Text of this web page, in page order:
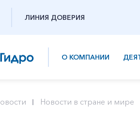
ЛИНИЯ ДОВЕРИЯ
О КОМПАНИИ
Новости в стране и мире